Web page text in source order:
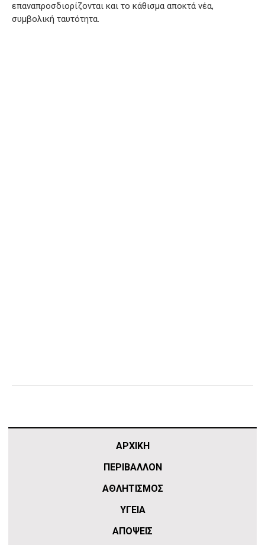
επαναπροσδιορίζονται και το κάθισμα αποκτά νέα,
συμβολική ταυτότητα.
ΑΡΧΙΚΗ
ΠΕΡΙΒΑΛΛΟΝ
ΑΘΛΗΤΙΣΜΌΣ
ΥΓΕΙΑ
ΑΠΟΨΕΙΣ